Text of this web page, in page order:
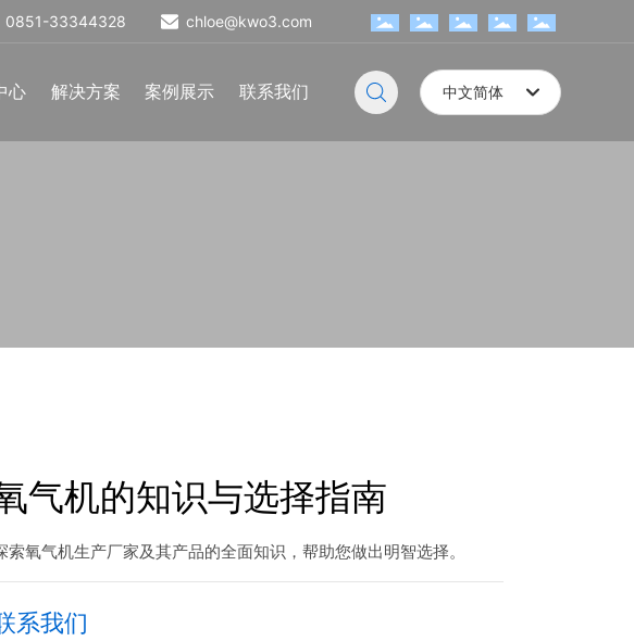
0851-33344328 chloe@kwo3.com
心 解决方案 案例展示 联系我们 中文简体
气机的知识与选择指南
索氧气机生产厂家及其产品的全面知识，帮助您做出明智选择。
系我们